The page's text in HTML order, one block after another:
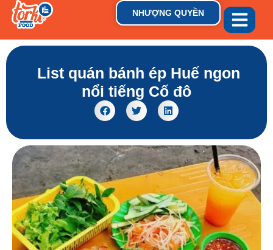
NHƯỢNG QUYỀN
List quán bánh ép Huế ngon
nổi tiếng Cố đô